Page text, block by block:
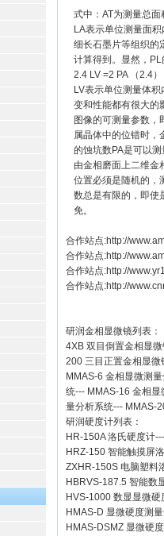
式中：AT为测量总
LA表示单位测量面
细长石墨片等组织的
计算得到。显然，
2.4 LV =2 PA （2.4）
LV表示单位测量体
变和性能都有很大的
图像的可测量参数，
属晶体中的位错时，
的蚀坑数PA是可以
由金相磨面上二维金
位置必须是随机的，
数总是有限的，即使
免。
合作站点:http://
合作站点:http://
合作站点:http://
合作站点:http://
研润金相显微镜列表：
4XB 双目倒置金相显
200 三目正置金相显微
MMAS-6 金相显微测
统--- MMAS-16 金相显
量分析系统--- MMAS-
研润硬度计列表：
HR-150A 洛氏硬度计
HRZ-150 智能触摸屏
ZXHR-150S 电脑塑料
HBRVS-187.5 智能数
HVS-1000 数显显微硬
HMAS-D 显微硬度测
HMAS-DSMZ 显微硬